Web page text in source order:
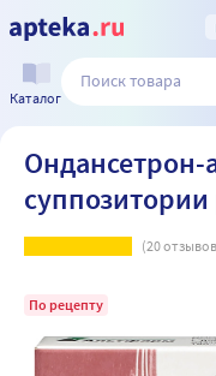
Каталог
Ондансетрон-
(20
По рецепту